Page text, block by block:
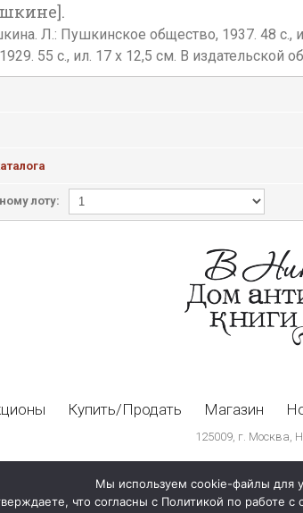
Л.: Пушкинское общество, 1937. 48 с.,
55 с., ил. 17 х 12,5 см. В издательской
лоту:
Купить/Продать Магазин
125009, г. Москва,
Мы используем cookie-файлы для
что согласны с Политикой по